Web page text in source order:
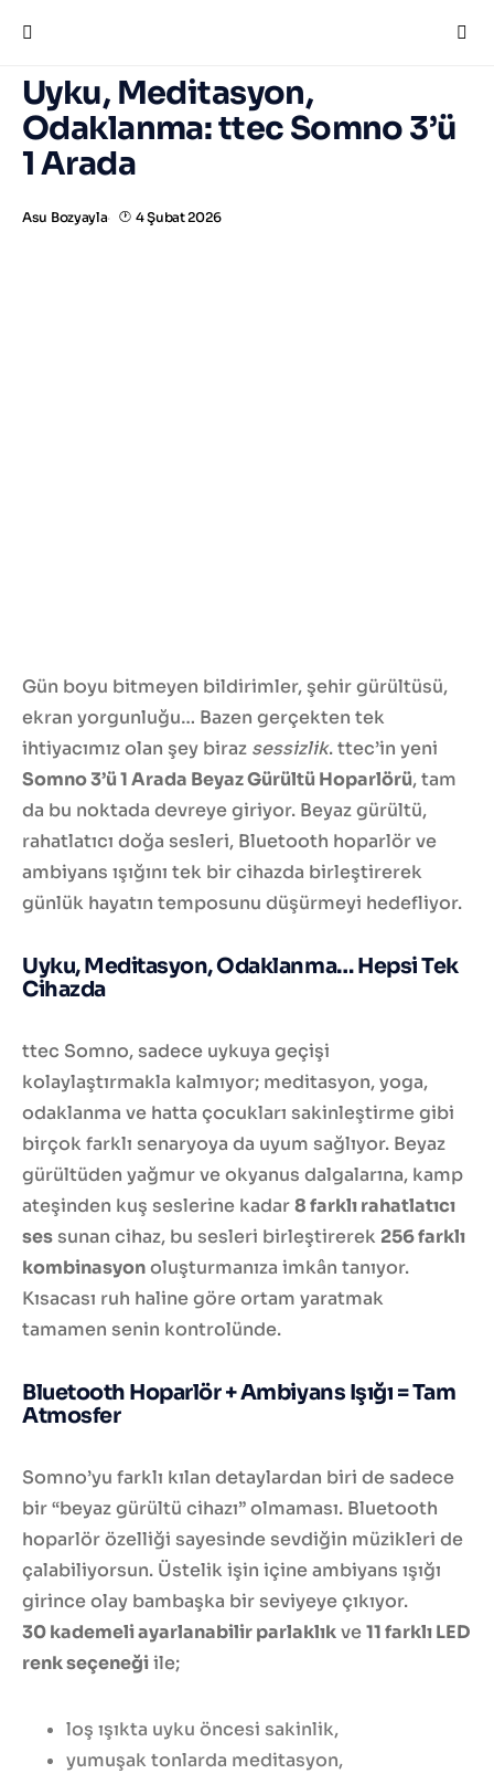
Uyku, Meditasyon,
Odaklanma: ttec Somno 3’ü
1 Arada
Asu Bozyayla 4 Şubat 2026
Gün boyu bitmeyen bildirimler, şehir gürültüsü,
ekran yorgunluğu… Bazen gerçekten tek
ihtiyacımız olan şey biraz sessizlik. ttec’in yeni
Somno 3’ü 1 Arada Beyaz Gürültü Hoparlörü, tam
da bu noktada devreye giriyor. Beyaz gürültü,
rahatlatıcı doğa sesleri, Bluetooth hoparlör ve
ambiyans ışığını tek bir cihazda birleştirerek
günlük hayatın temposunu düşürmeyi hedefliyor.
Uyku, Meditasyon, Odaklanma… Hepsi Tek
Cihazda
ttec Somno, sadece uykuya geçişi
kolaylaştırmakla kalmıyor; meditasyon, yoga,
odaklanma ve hatta çocukları sakinleştirme gibi
birçok farklı senaryoya da uyum sağlıyor. Beyaz
gürültüden yağmur ve okyanus dalgalarına, kamp
ateşinden kuş seslerine kadar8 farklı rahatlatıcı
sessunan cihaz, bu sesleri birleştirerek 256 farklı
kombinasyonoluşturmanıza imkân tanıyor.
Kısacası ruh haline göre ortam yaratmak
tamamen senin kontrolünde.
Bluetooth Hoparlör + Ambiyans Işığı = Tam
Atmosfer
Somno’yu farklı kılan detaylardan biri de sadece
bir “beyaz gürültü cihazı” olmaması. Bluetooth
hoparlör özelliği sayesinde sevdiğin müzikleri de
çalabiliyorsun. Üstelik işin içine ambiyans ışığı
girince olay bambaşka bir seviyeye çıkıyor.
30 kademeli ayarlanabilir parlaklıkve11 farklı LED
renk seçeneğiile;
loş ışıkta uyku öncesi sakinlik,
yumuşak tonlarda meditasyon,